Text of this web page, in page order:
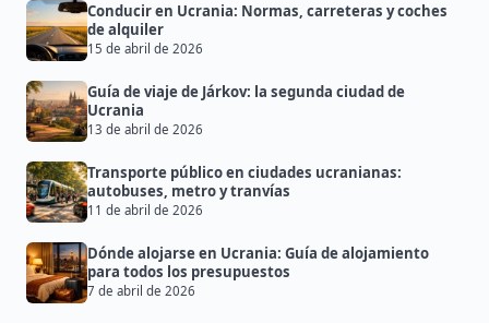
Conducir en Ucrania: Normas, carreteras y coches
de alquiler
15 de abril de 2026
Guía de viaje de Járkov: la segunda ciudad de
Ucrania
13 de abril de 2026
Transporte público en ciudades ucranianas:
autobuses, metro y tranvías
11 de abril de 2026
Dónde alojarse en Ucrania: Guía de alojamiento
para todos los presupuestos
7 de abril de 2026